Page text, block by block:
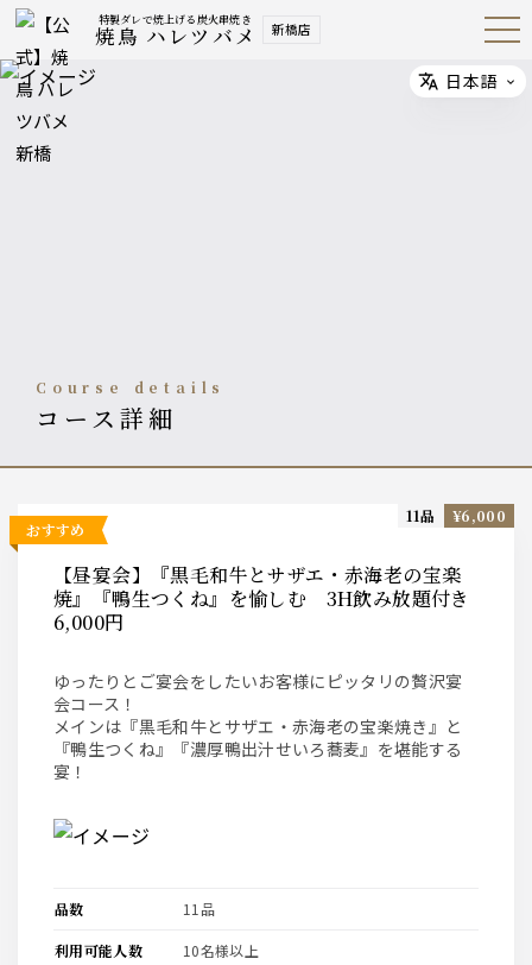
特製ダレで焼上げる炭火串焼き
焼鳥 ハレツバメ 新橋店 Open
Navig
course details
コース詳細
おすすめ
【昼宴会】『黒毛和牛とサザエ・赤海老の宝楽
焼』『鴨生つくね』を愉しむ 3H飲み放題付き
6,000円
ゆったりとご宴会をしたいお客様にピッタリの贅沢宴
会コース！
メインは『黒毛和牛とサザエ・赤海老の宝楽焼き』と
『鴨生つくね』『濃厚鴨出汁せいろ蕎麦』を堪能する
宴！
11品 ¥6,000
品数 11品
利用可能人数 10名様以上
Select
日本語